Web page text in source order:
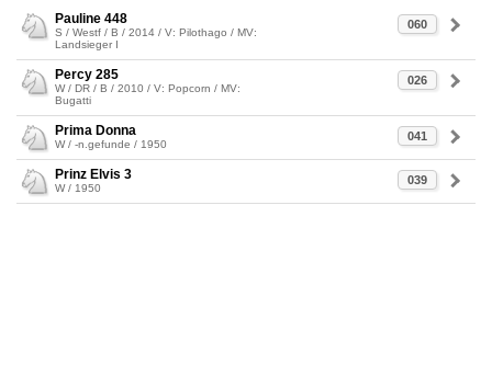
060
Pauline 448
S / Westf / B / 2014 / V: Pilothago / MV:
Landsieger I
026
Percy 285
W / DR / B / 2010 / V: Popcorn / MV:
Bugatti
041
Prima Donna
W / -n.gefunde / 1950
039
Prinz Elvis 3
W / 1950